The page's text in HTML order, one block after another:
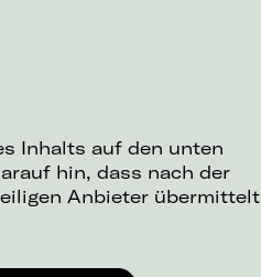
Inhalts auf den unten
hin, dass nach der
Anbieter übermittelt